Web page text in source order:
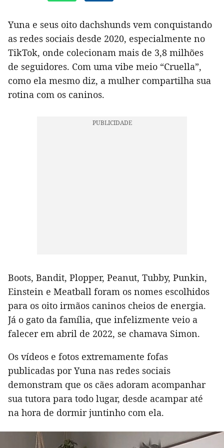
Yuna e seus oito dachshunds vem conquistando
as redes sociais desde 2020, especialmente no
TikTok, onde colecionam mais de 3,8 milhões
de seguidores. Com uma vibe meio “Cruella”,
como ela mesmo diz, a mulher compartilha sua
rotina com os caninos.
Boots, Bandit, Plopper, Peanut, Tubby, Punkin,
Einstein e Meatball foram os nomes escolhidos
para os oito irmãos caninos cheios de energia.
Já o gato da família, que infelizmente veio a
falecer em abril de 2022, se chamava Simon.
Os vídeos e fotos extremamente fofas
publicadas por Yuna nas redes sociais
demonstram que os cães adoram acompanhar
sua tutora para todo lugar, desde acampar até
na hora de dormir juntinho com ela.